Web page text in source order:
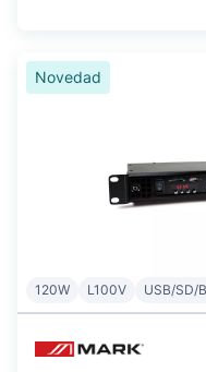
Novedad
120W L100V USB/SD/